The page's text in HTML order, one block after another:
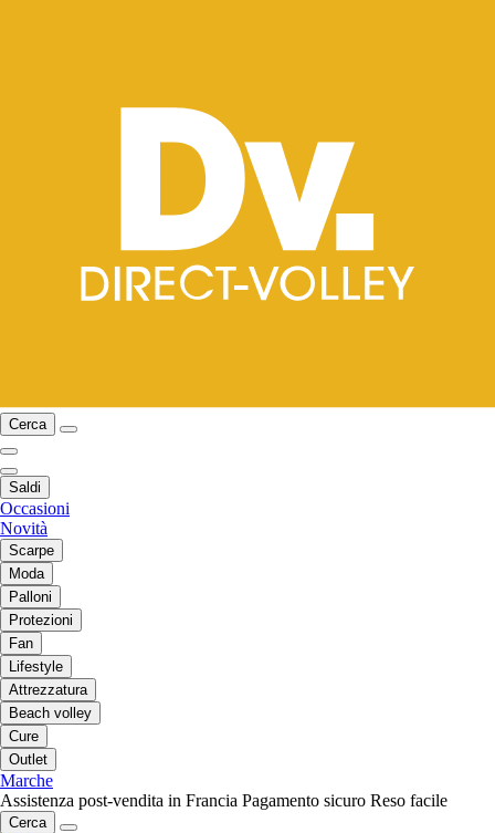
Cerca
Saldi
Occasioni
Novità
Scarpe
Moda
Palloni
Protezioni
Fan
Lifestyle
Attrezzatura
Beach volley
Cure
Outlet
Marche
Assistenza post-vendita in Francia Pagamento sicuro Reso facile
Cerca